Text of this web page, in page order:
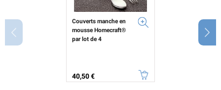
Couverts manche en
mousse Homecraft®
par lot de 4
Prix
40,50 €